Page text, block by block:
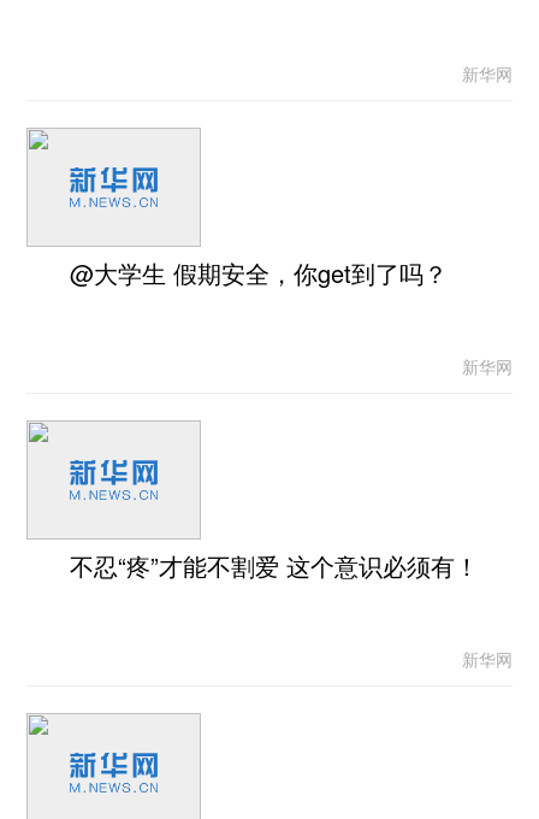
新华网
@大学生 假期安全，你get到了吗？
新华网
不忍“疼”才能不割爱 这个意识必须有！
新华网